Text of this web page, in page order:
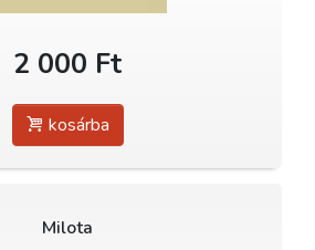
2 000 Ft
kosárba
Milota